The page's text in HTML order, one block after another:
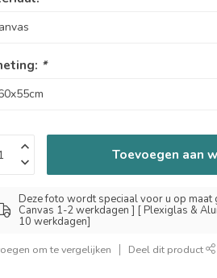
*
Toevoegen aan
Deze foto wordt speciaal voor u op
Canvas 1-2 werkdagen ] [ Plexiglas &
10 werkdagen]
om te vergelijken Deel dit product